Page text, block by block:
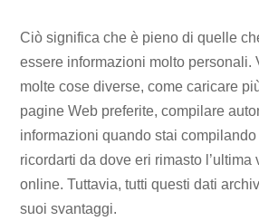
Ciò significa che è pieno di quelle
essere informazioni molto personali.
molte cose diverse, come caricare
pagine Web preferite, compilare
informazioni quando stai
ricordarti da dove eri rimasto l’ultima
online. Tuttavia, tutti questi dati
suoi svantaggi.